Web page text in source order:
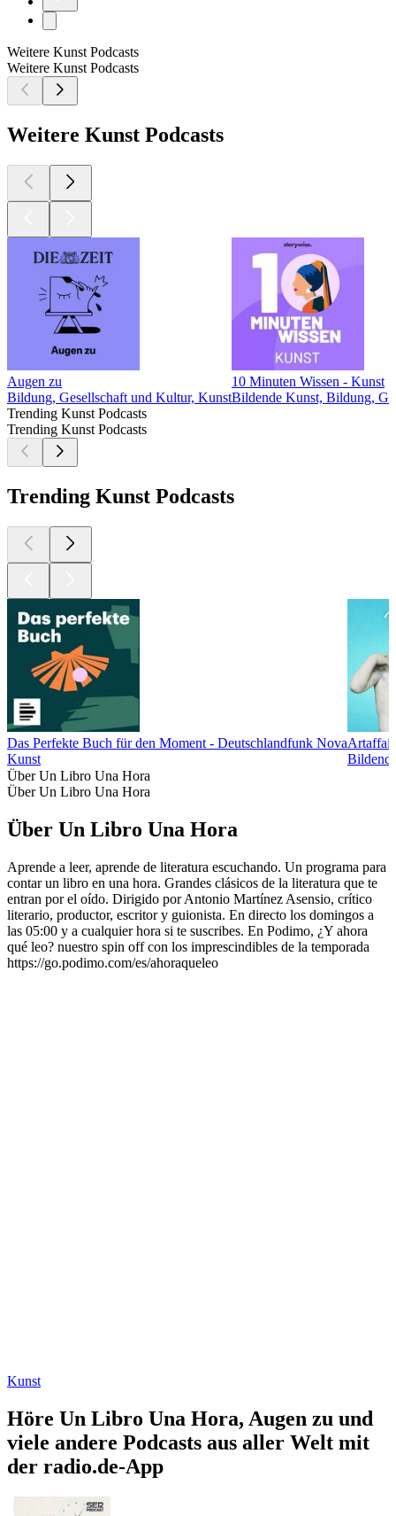
Weitere Kunst Podcasts
Weitere Kunst Podcasts
Weitere Kunst Podcasts
Augen zu
Bildung, Gesellschaft und Kultur, Kunst
10 Minuten Wissen - Kunst
Bildende Kunst, Bildung,
Trending Kunst Podcasts
Trending Kunst Podcasts
Trending Kunst Podcasts
Das Perfekte Buch für den Moment - Deutschlandfunk Nova
Kunst
Über Un Libro Una Hora
Über Un Libro Una Hora
Über Un Libro Una Hora
Aprende a leer, aprende de literatura escuchando. Un programa para
contar un libro en una hora. Grandes clásicos de la literatura que te
entran por el oído. Dirigido por Antonio Martínez Asensio, crítico
literario, productor, escritor y guionista. En directo los domingos a
las 05:00 y a cualquier hora si te suscribes. En Podimo, ¿Y ahora
qué leo? nuestro spin off con los imprescindibles de la temporada
https://go.podimo.com/es/ahoraqueleo
Kunst
Höre Un Libro Una Hora, Augen zu und
viele andere Podcasts aus aller Welt mit
der radio.de-App